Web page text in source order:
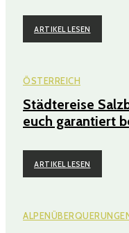
ARTIKEL LESEN
ÖSTERREICH
Städtereise
euch garantiert
ARTIKEL LESEN